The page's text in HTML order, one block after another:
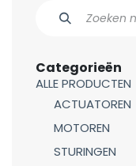
Categorieën
ALLE PRODUCTEN
ACTUATOREN
MOTOREN
STURINGEN